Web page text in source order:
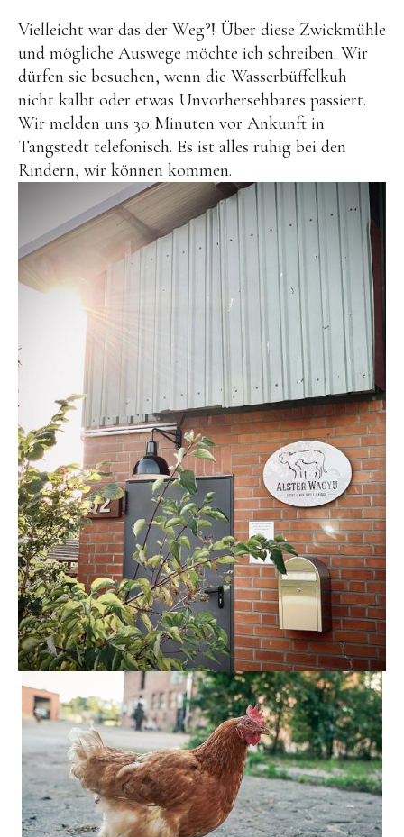
Vielleicht war das der Weg?! Über diese Zwickmühle
und mögliche Auswege möchte ich schreiben. Wir
dürfen sie besuchen, wenn die Wasserbüffelkuh
nicht kalbt oder etwas Unvorhersehbares passiert.
Wir melden uns 30 Minuten vor Ankunft in
Tangstedt telefonisch. Es ist alles ruhig bei den
Rindern, wir können kommen.